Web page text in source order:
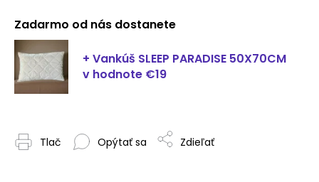
Zadarmo od nás dostanete
+ Vankúš SLEEP PARADISE 50X70CM
v hodnote €19
Tlač Opýtať sa Zdieľať